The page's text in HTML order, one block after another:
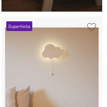
Superhinta